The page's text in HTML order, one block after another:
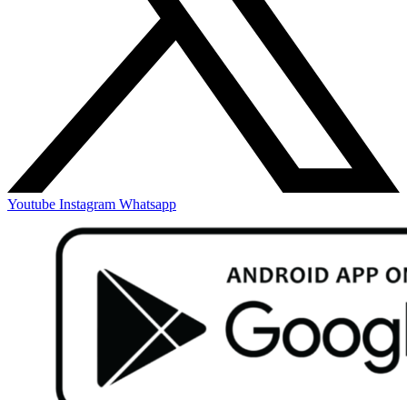
Youtube Instagram Whatsapp